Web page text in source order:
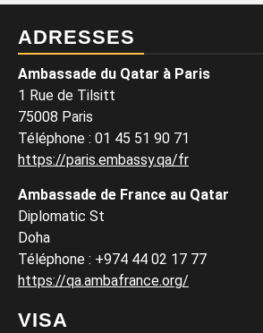
ADRESSES
Ambassade du Qatar à Paris
1 Rue de Tilsitt
75008 Paris
Téléphone : 01 45 51 90 71
https://paris.embassy.qa/fr
Ambassade de France au Qatar
Diplomatic St
Doha
Téléphone : +974 44 02 17 77
https://qa.ambafrance.org/
VISA